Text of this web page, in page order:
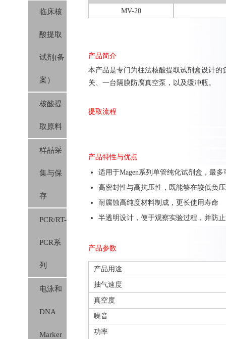
临床核
酸提取
试剂(备
案）
核酸提
取原料
样品采
集与保
存
PCR/RT-
PCR系
列
电泳和
DNA
Marker
MV-20
产品简介
本产品是专门为柱法核酸提取试剂盒设计
关、一台隔膜防腐真空泵，以及缓冲瓶。
提取流程
产品特性与优点
适用于Magen系列单管纯化试剂盒，最
高密封性与高抗压性，既能够在较低负
耐腐蚀高纯度材料制成，更长使用寿命
半透明设计，便于观察实验过程，并防
产品参数
产品用途
抽气速度
真空度
噪音
功率